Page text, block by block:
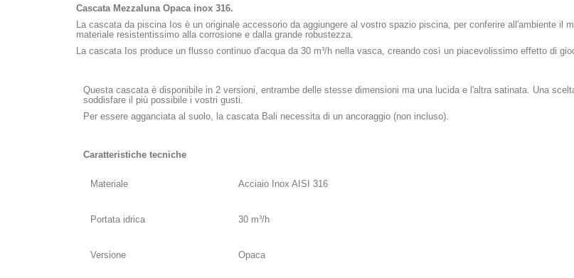
Cascata Mezzaluna Opaca inox 316.
La cascata da piscina Ios è un originale accessorio da aggiungere al vostro spazio piscina, per conferire all'ambiente il
materiale resistentissimo alla corrosione e dalla grande robustezza.
La cascata Ios produce un flusso continuo d'acqua da 30 m³/h nella vasca, creando così un piacevolissimo effetto di
Questa cascata è disponibile in 2 versioni, entrambe delle stesse dimensioni ma una lucida e l'altra satinata. Una
soddisfare il più possibile i vostri gusti.
Per essere agganciata al suolo, la cascata Bali necessita di un ancoraggio (non incluso).
Caratteristiche tecniche
Materiale Acciaio Inox AISI 316
Portata idrica 30 m³/h
Versione Opaca